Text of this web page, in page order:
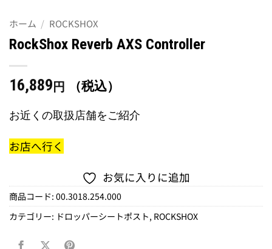
ホーム / ROCKSHOX
RockShox Reverb AXS Controller
16,889 円 （税込）
お近くの取扱店舗をご紹介
お店へ行く
お気に入りに追加
商品コード: 00.3018.254.000
カテゴリー: ドロッパーシートポスト, ROCKSHOX